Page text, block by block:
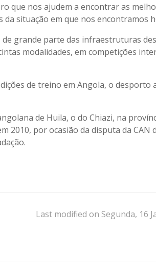
que nos ajudem a encontrar as
situação em que nos encontramos
grande parte das infraestruturas
modalidades, em competições
de treino em Angola, o desporto
de Huila, o do Chiazi, na
2010, por ocasião da disputa da CAN
Last modified on Segunda, 16